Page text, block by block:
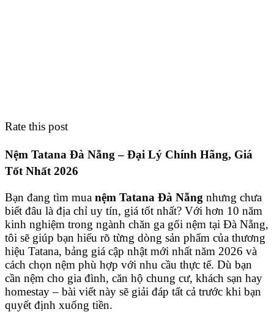
Rate this post
Nệm Tatana Đà Nẵng – Đại Lý Chính Hãng, Giá
Tốt Nhất 2026
Bạn đang tìm mua nệm Tatana Đà Nẵng nhưng chưa
biết đâu là địa chỉ uy tín, giá tốt nhất? Với hơn 10 năm
kinh nghiệm trong ngành chăn ga gối nệm tại Đà Nẵng,
tôi sẽ giúp bạn hiểu rõ từng dòng sản phẩm của thương
hiệu Tatana, bảng giá cập nhật mới nhất năm 2026 và
cách chọn nệm phù hợp với nhu cầu thực tế. Dù bạn
cần nệm cho gia đình, căn hộ chung cư, khách sạn hay
homestay – bài viết này sẽ giải đáp tất cả trước khi bạn
quyết định xuống tiền.